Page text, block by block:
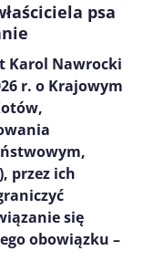
psa
Karol Nawrocki
r. o Krajowym
przez ich
się
obowiązku –